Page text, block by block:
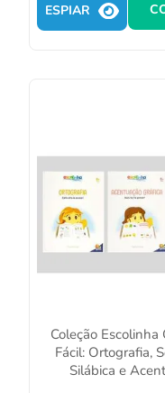
ESPIAR
Coleção Escolinha
Fácil: Ortografia,
Silábica e